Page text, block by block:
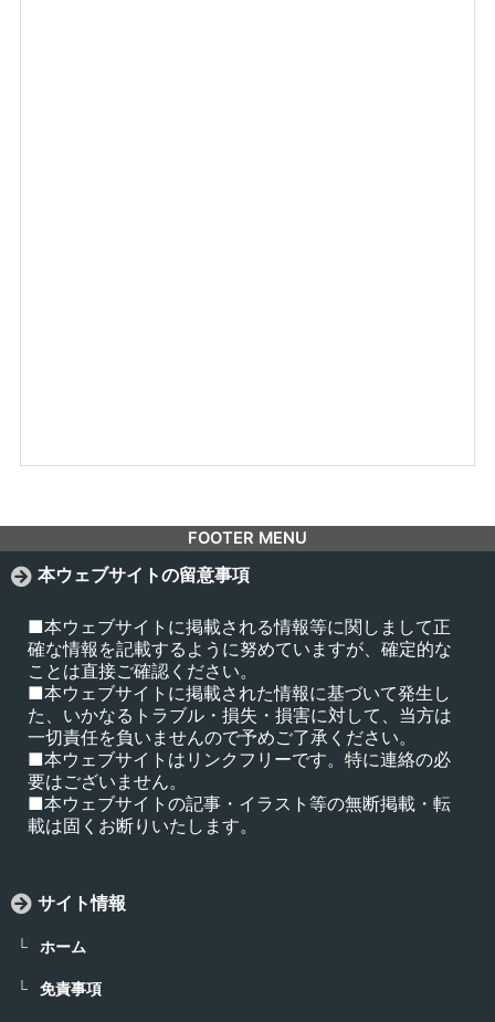
FOOTER MENU
本ウェブサイトの留意事項
■本ウェブサイトに掲載される情報等に関しまして正
確な情報を記載するように努めていますが、確定的な
ことは直接ご確認ください。
■本ウェブサイトに掲載された情報に基づいて発生し
た、いかなるトラブル・損失・損害に対して、当方は
一切責任を負いませんので予めご了承ください。
■本ウェブサイトはリンクフリーです。特に連絡の必
要はございません。
■本ウェブサイトの記事・イラスト等の無断掲載・転
載は固くお断りいたします。
サイト情報
ホーム
免責事項